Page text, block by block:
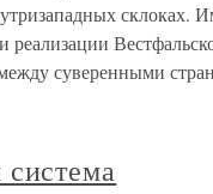
склоках.
реализации
суверенными